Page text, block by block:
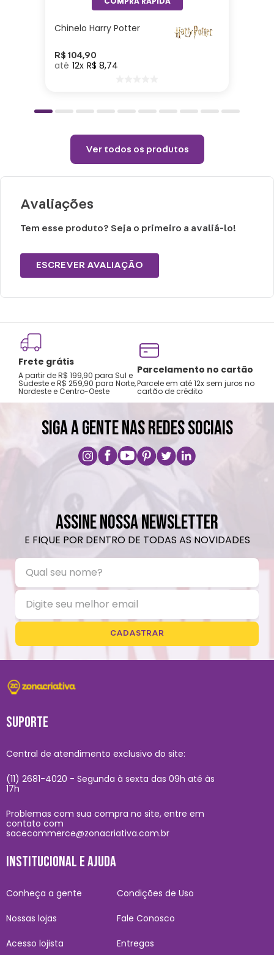
Chinelo Harry Potter
R$ 104,90
12 R$ 8,74
Ver todos os produtos
Avaliações
Tem esse produto? Seja o primeiro a avaliá-lo!
ESCREVER AVALIAÇÃO
Frete grátis
A partir de R$ 199,90 para Sul e
Sudeste e R$ 259,90 para Norte,
Nordeste e Centro-Oeste
Parcelamento no cartão
Parcele em até 12x sem juros no
cartão de crédito
SIGA A GENTE NAS REDES SOCIAIS
ASSINE NOSSA NEWSLETTER
E FIQUE POR DENTRO DE TODAS AS NOVIDADES
CADASTRAR
SUPORTE
Central de atendimento exclusivo do site:
(11) 2681-4020 - Segunda à sexta das 09h até às
17h
Problemas com sua compra no site, entre em
contato com
sacecommerce@zonacriativa.com.br
INSTITUCIONAL E AJUDA
Conheça a gente
Nossas lojas
Acesso lojista
Condições de Uso
Fale Conosco
Entregas